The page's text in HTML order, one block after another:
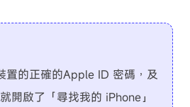
置的正確的Apple ID 密碼，及
開啟了「尋找我的 iPhone」